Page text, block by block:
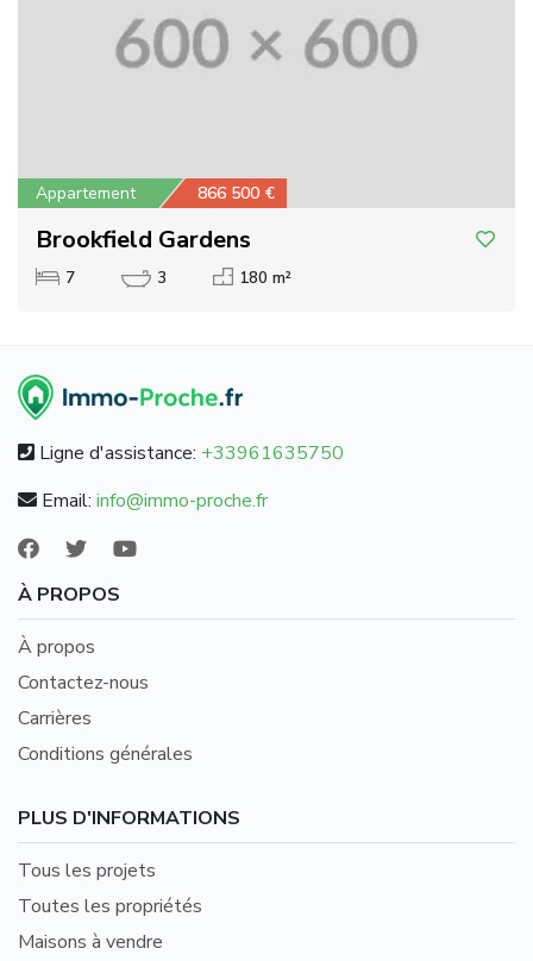
Appartement 866 500 €
Brookfield Gardens
7 3 180 m²
Ligne d'assistance: +33961635750
Email: info@immo-proche.fr
À PROPOS
À propos
Contactez-nous
Carrières
Conditions générales
PLUS D'INFORMATIONS
Tous les projets
Toutes les propriétés
Maisons à vendre